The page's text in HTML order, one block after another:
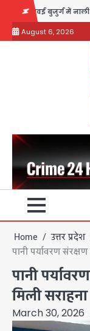
content
में नाली जाम से बढ़ी लोगो
August 6, 2026
Home
उत्तर प्रदेश
पानी पर्यावरण संरक्षण
पानी
मिली सराहना
March 30, 2026